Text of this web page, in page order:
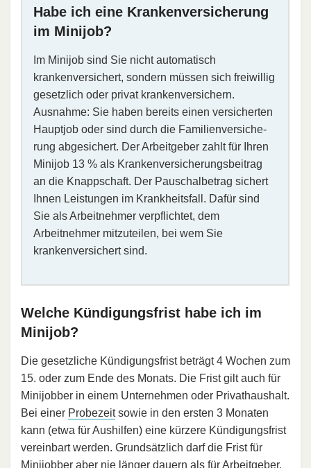
Habe ich eine Kran­ken­ver­si­che­rung
im Minijob?
Im Minijob sind Sie nicht automatisch
krankenversichert, sondern müssen sich freiwillig
gesetzlich oder privat krankenversichern.
Ausnahme: Sie haben bereits einen versicherten
Hauptjob oder sind durch die Fa­mi­lien­ver­si­che­
rung abgesichert. Der Arbeitgeber zahlt für Ihren
Minijob 13 % als Kran­ken­ver­si­che­rungsbeitrag
an die Knappschaft. Der Pauschalbetrag sichert
Ihnen Leistungen im Krankheitsfall. Dafür sind
Sie als Arbeitnehmer verpflichtet, dem
Arbeitnehmer mitzuteilen, bei wem Sie
krankenversichert sind.
Welche Kündigungsfrist habe ich im
Minijob?
Die gesetzliche Kündigungsfrist beträgt 4 Wochen zum
15. oder zum Ende des Monats. Die Frist gilt auch für
Minijobber in einem Unternehmen oder Privathaushalt.
Bei einer Probezeitsowie in den ersten 3 Monaten
kann (etwa für Aushilfen) eine kürzere Kündigungsfrist
vereinbart werden. Grundsätzlich darf die Frist für
Minijobber aber nie länger dauern als für Arbeitgeber.